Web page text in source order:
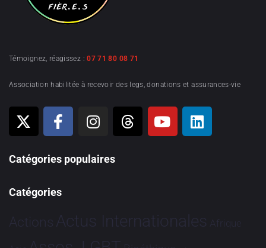
Témoignez, réagissez :07 71 80 08 71
Association habilitée à recevoir des legs, donations et assurances-vie
Catégories populaires
Catégories
Actions Actus Internationales Afrique